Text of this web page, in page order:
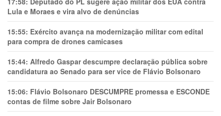
Lula e Moraes e vira alvo de denúncias
15:55: Exército avança na modernização militar com edital
para compra de drones camicases
15:44: Alfredo Gaspar descumpre declaração pública sobre
candidatura ao Senado para ser vice de Flávio Bolsonaro
15:06: Flávio Bolsonaro DESCUMPRE promessa e ESCONDE
contas de filme sobre Jair Bolsonaro